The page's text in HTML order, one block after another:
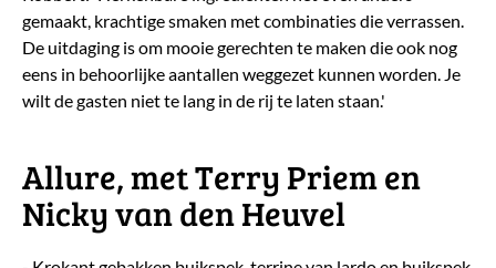
gemaakt, krachtige smaken met combinaties die verrassen.
De uitdaging is om mooie gerechten te maken die ook nog
eens in behoorlijke aantallen weggezet kunnen worden. Je
wilt de gasten niet te lang in de rij te laten staan.'
Allure, met Terry Priem en
Nicky van den Heuvel